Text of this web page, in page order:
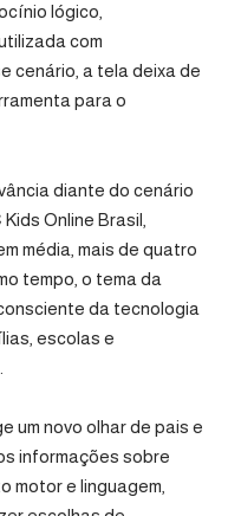
lógico,
com
cenário, a tela deixa de
para o
diante do cenário
Kids Online Brasil
média, mais de quatro
tempo, o tema da
da tecnologia
escolas e
um novo olhar de pais e
informações sobre
motor e linguagem,